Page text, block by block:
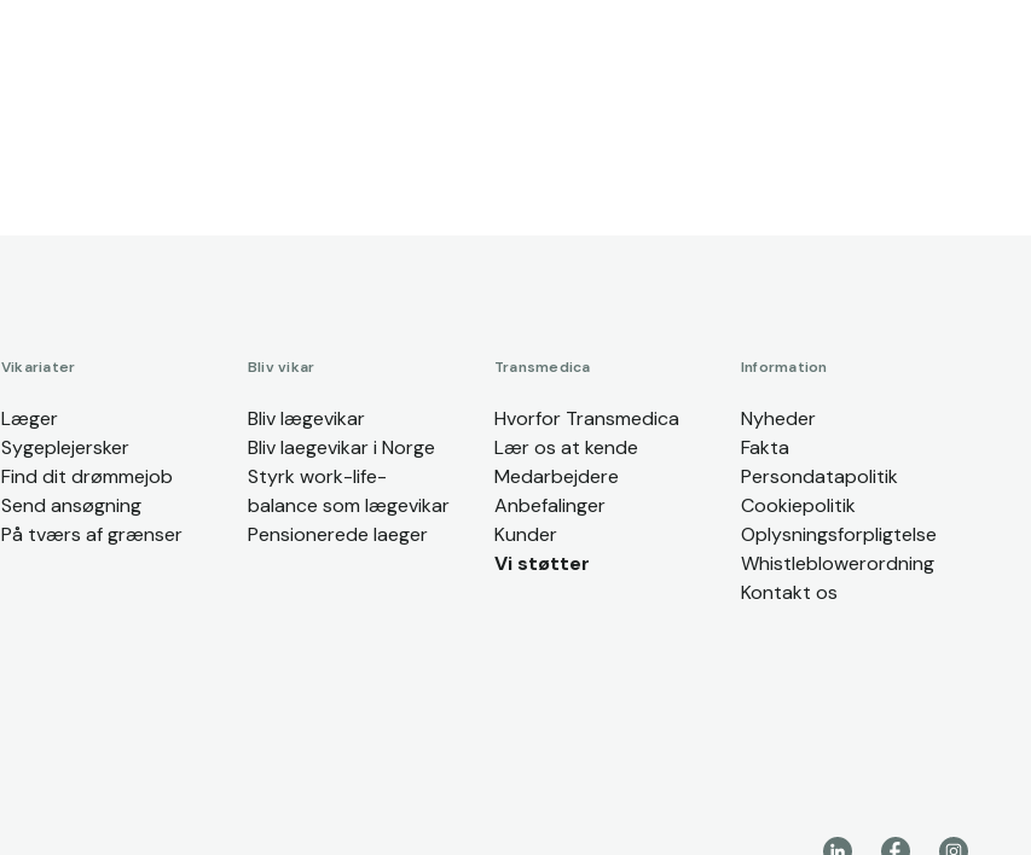
Vikariater
Læger
Sygeplejersker
Find dit drømmejob
Send ansøgning
På tværs af grænser
Bliv vikar
Bliv lægevikar
Bliv laegevikar i Norge
Styrk work-life-
balance som lægevikar
Pensionerede laeger
Transmedica
Hvorfor Transmedica
Lær os at kende
Medarbejdere
Anbefalinger
Kunder
Vi støtter
Information
Nyheder
Fakta
Persondatapolitik
Cookiepolitik
Oplysningsforpligtelse
Whistleblowerordning
Kontakt os